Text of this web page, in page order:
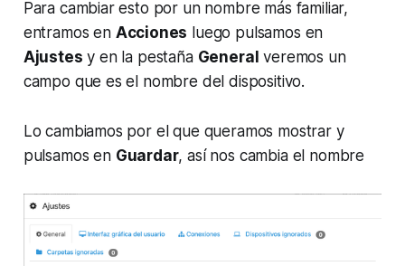
Para cambiar esto por un nombre más familiar,
entramos en Acciones luego pulsamos en
Ajustes y en la pestaña General veremos un
campo que es el nombre del dispositivo.
Lo cambiamos por el que queramos mostrar y
pulsamos en Guardar, así nos cambia el nombre